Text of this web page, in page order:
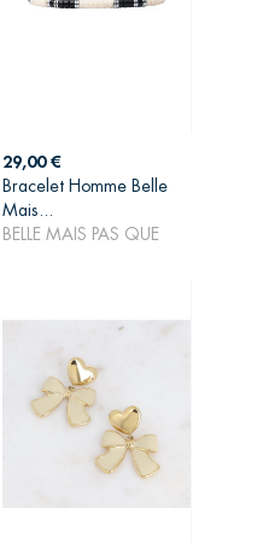
Prix
29,00 €
Bracelet Homme Belle
Mais...
BELLE MAIS PAS QUE
AJOUTER AU